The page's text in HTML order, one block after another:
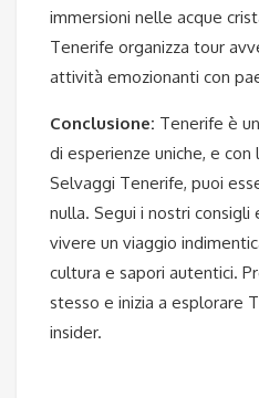
immersioni nelle acque
Tenerife organizza tour
attività emozionanti con
Conclusione: Tenerife è
di esperienze uniche, e
Selvaggi Tenerife, puoi
nulla. Segui i nostri
vivere un viaggio
cultura e sapori autentici.
stesso e inizia a esplorare
insider.